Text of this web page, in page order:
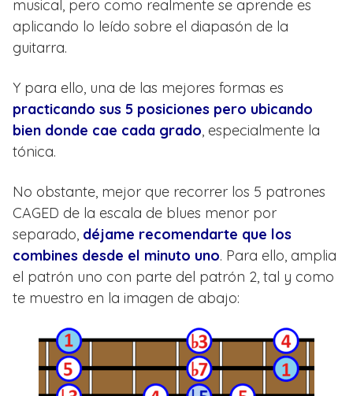
musical, pero como realmente se aprende es
aplicando lo leído sobre el diapasón de la
guitarra.
Y para ello, una de las mejores formas es
practicando sus 5 posiciones pero ubicando
bien donde cae cada grado, especialmente la
tónica.
No obstante, mejor que recorrer los 5 patrones
CAGED de la escala de blues menor por
separado, déjame recomendarte que los
combines desde el minuto uno. Para ello, amplia
el patrón uno con parte del patrón 2, tal y como
te muestro en la imagen de abajo: